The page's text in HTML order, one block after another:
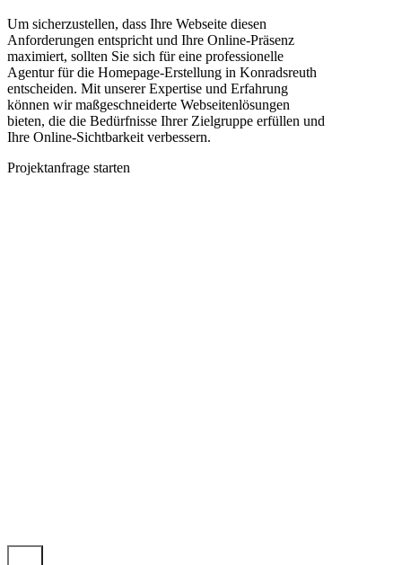
Um sicherzustellen, dass Ihre Webseite diesen
Anforderungen entspricht und Ihre Online-Präsenz
maximiert, sollten Sie sich für eine professionelle
Agentur für die Homepage-Erstellung in Konradsreuth
entscheiden. Mit unserer Expertise und Erfahrung
können wir maßgeschneiderte Webseitenlösungen
bieten, die die Bedürfnisse Ihrer Zielgruppe erfüllen und
Ihre Online-Sichtbarkeit verbessern.
Projektanfrage starten